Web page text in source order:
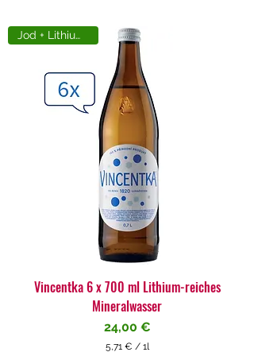
Jod + Lithiumreich
Vincentka 6 x 700 ml Lithium-reiches
Mineralwasser
Preis
24,00 €
5,71 € / 1l